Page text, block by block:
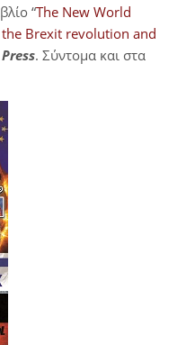
“The New World
Brexit revolution and
. Σύντομα και στα